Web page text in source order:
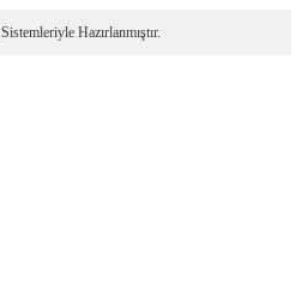
Sistemleriyle Hazırlanmıştır.